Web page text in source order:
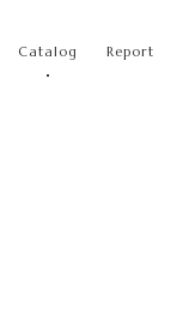
Catalog Report